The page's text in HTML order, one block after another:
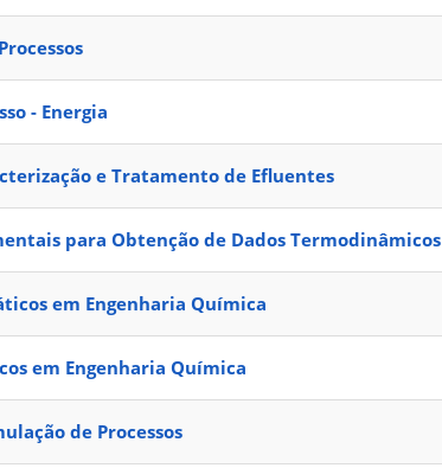
- Energia
e Tratamento de Efluentes
para Obtenção de Dados Termodinâmicos
em Engenharia Química
em Engenharia Química
de Processos